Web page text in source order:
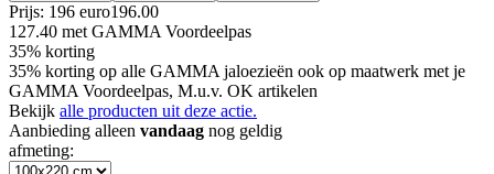
Prijs: 196 euro196.00
127.40 met GAMMA Voordeelpas
35% korting
35% korting op alle GAMMA jaloezieën ook op maatwerk met je
GAMMA Voordeelpas, M.u.v. OK artikelen
Bekijk alle producten uit deze actie.
Aanbieding alleen vandaag nog geldig
afmeting: